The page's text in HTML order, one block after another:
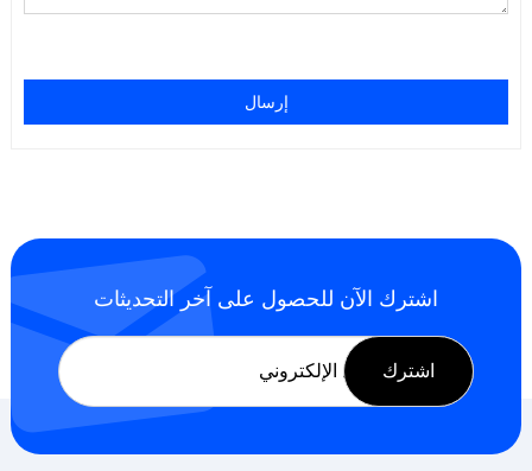
إرسال
اشترك الآن للحصول على آخر التحديثات